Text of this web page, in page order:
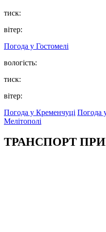
тиск:
вітер:
Погода у Гостомелі
вологість:
тиск:
вітер:
Погода у Кременчуці Погода
Мелітополі
ТРАНСПОРТ